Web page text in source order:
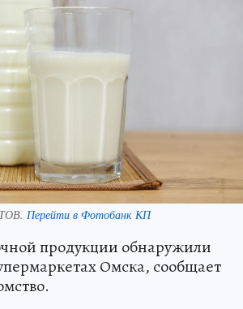
Перейти в Фотобанк КП
продукции обнаружили
Омска, сообщает